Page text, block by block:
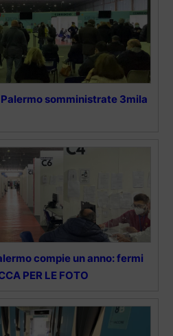
somministrate 3mila
compie un anno: fermi
PER LE FOTO